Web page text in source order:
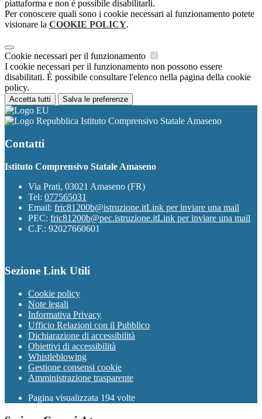
piattaforma e non è possibile disabilitarli.
Per conoscere quali sono i cookie necessari al funzionamento potete
visionare la COOKIE POLICY.
Cookie necessari per il funzionamento
I cookie necessari per il funzionamento non possono essere
disabilitati. È possibile consultare l'elenco nella pagina della cookie
policy.
Accetta tutti Salva le preferenze
Istituto Comprensivo Statale Amaseno
Contatti
Istituto Comprensivo Statale Amaseno
Via Prati, 03021 Amaseno (FR)
Tel: 077565031
Email: fric81200b@istruzione.itLink per inviare una mail
PEC: fric81200b@pec.istruzione.itLink per inviare una mail
C.F.: 92027660601
Sezione Link Utili
Cookie policy
Note legali
Informativa Privacy
Ufficio Relazioni con il Pubblico
Dichiarazione di accessibilità
Obiettivi di accessibilità
Whistleblowing
Gestione consensi cookie
Amministrazione trasparente
Pagina visualizzata 194 volte